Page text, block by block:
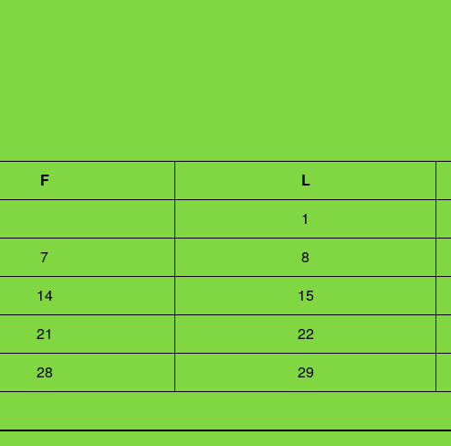
F L
1
7 8
14 15
21 22
28 29